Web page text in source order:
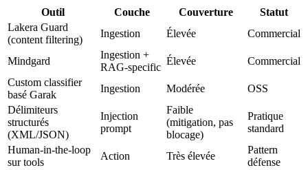
Outil Couche Couverture
Statut
Lakera Guard
(content filtering)
Ingestion Élevée Commercial
Mindgard
Ingestion +
RAG-specific
Élevée
Commercial
Custom classifier
basé Garak
Ingestion Modérée
OSS
Délimiteurs
structurés
(XML/JSON)
Injection
prompt
Faible
(mitigation, pas
blocage)
Pratique
standard
Human-in-the-loop
sur tools
Action Très élevée
Pattern
défense